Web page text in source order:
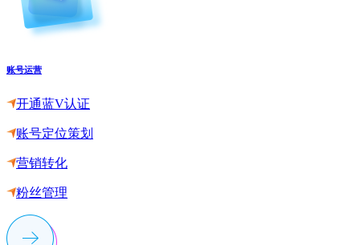
账号运营
开通蓝V认证
账号定位策划
营销转化
粉丝管理